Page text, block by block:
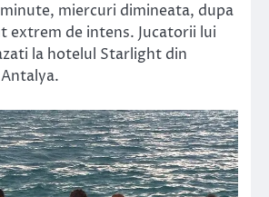
miercuri dimineata, dupa
extrem de intens. Jucatorii lui
la hotelul Starlight din